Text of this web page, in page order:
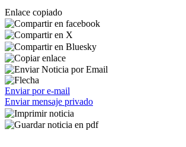
Enlace copiado
Enviar por e-mail
Enviar mensaje privado